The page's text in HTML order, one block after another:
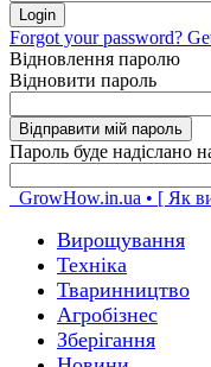
Forgot your password?
Відновлення паролю
Відновити пароль
Пароль буде надіслано
GrowHow.in.ua • [ Як
Вирощування
Техніка
Тваринництво
Агробізнес
Зберігання